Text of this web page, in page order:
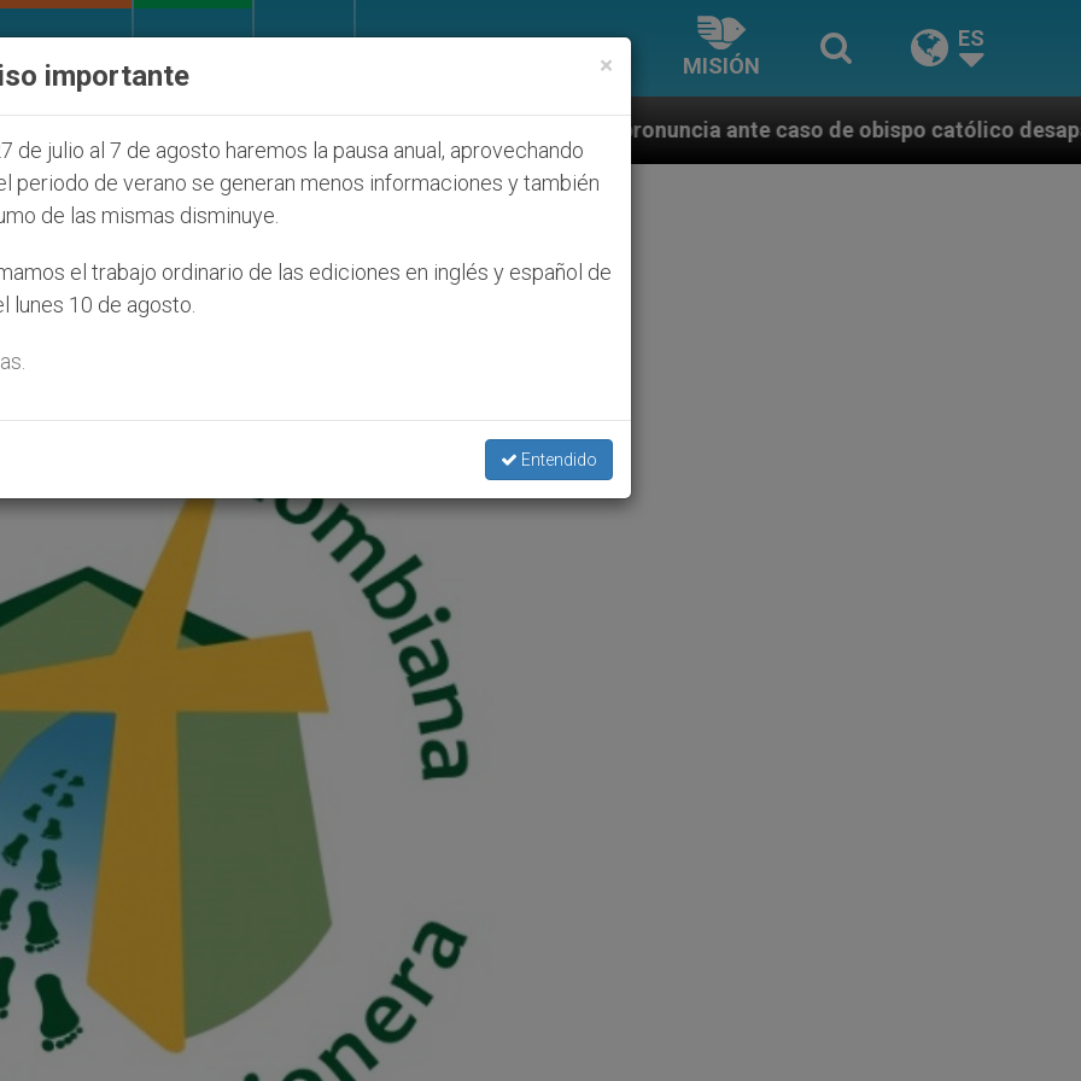
MISIÓN
ES
la Juventud Seúl 2027 ONU se pronuncia ante caso de obispo católico desaparecido por la
Nacional Misionero’
×
importante
de julio al 7 de agosto haremos la pausa anual, aprovechando
periodo de verano se generan menos informaciones y también
de las mismas disminuye.
el trabajo ordinario de las ediciones en inglés y español de
lunes 10 de agosto.
Entendido